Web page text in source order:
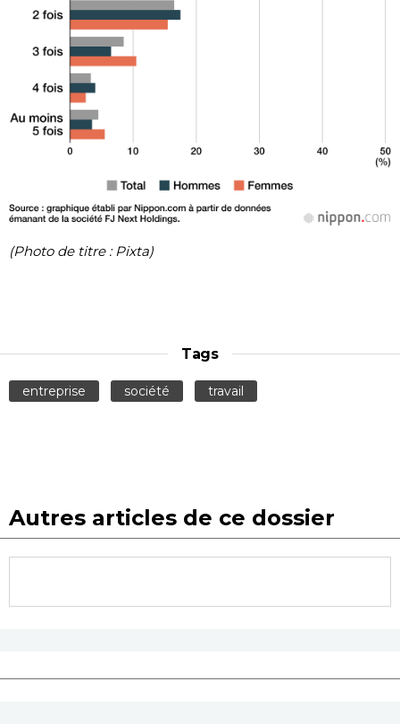
(Photo de titre : Pixta)
Tags
entreprise société travail
Autres articles de ce dossier